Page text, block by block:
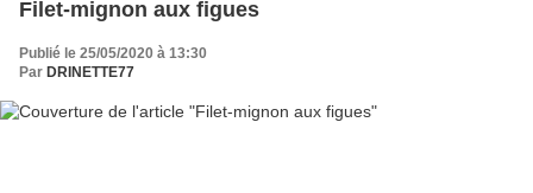
Filet-mignon aux figues
Publié le 25/05/2020 à 13:30
Par DRINETTE77